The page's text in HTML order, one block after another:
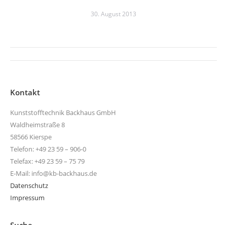
30. August 2013
Kommentarnavigation
Kontakt
Kunststofftechnik Backhaus GmbH
Waldheimstraße 8
58566 Kierspe
Telefon: +49 23 59 – 906-0
Telefax: +49 23 59 – 75 79
E-Mail: info@kb-backhaus.de
Datenschutz
Impressum